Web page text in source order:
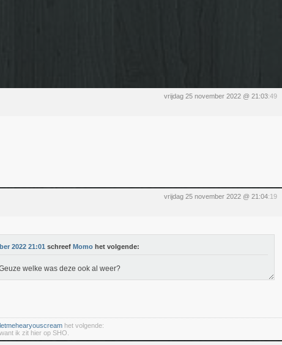
vrijdag 25 november 2022 @ 21:03:49
vrijdag 25 november 2022 @ 21:04:19
2022 21:01 schreef Momo het volgende:
welke was deze ook al weer?
letmehearyouscream het volgende:
ik zit hier op SHO.